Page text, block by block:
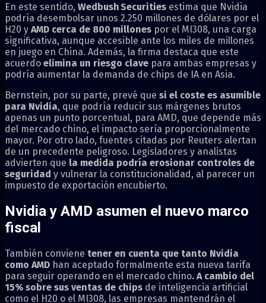
En este sentido, Wedbush Securities estima que Nvidia
podría desembolsar unos 2.250 millones de dólares por el
H20 y AMD cerca de 800 millones por el MI308, una carga
significativa, aunque accesible ante los miles de millones
en juego en China. Además, la firma destaca que este
acuerdo elimina un riesgo clave para ambas empresas y
podría aumentar la demanda de chips de IA en Asia.
Bernstein, por su parte, prevé que si el coste es asumible
para Nvidia, que podría reducir sus márgenes brutos
apenas un punto porcentual, para AMD, que depende más
del mercado chino, el impacto sería proporcionalmente
mayor. Por otro lado, fuentes citadas por Reuters alertan
de un precedente peligroso. Legisladores y analistas
advierten que la medida podría erosionar controles de
seguridad y vulnerar la constitucionalidad, al parecer un
impuesto de exportación encubierto.
Nvidia y AMD asumen el nuevo marco
fiscal
También conviene tener en cuenta que tanto Nvidia
como AMD han aceptado formalmente esta nueva tarifa
para seguir operando en el mercado chino. A cambio del
15% sobre sus ventas de chips de inteligencia artificial
como el H20 o el MI308, las empresas mantendrán el